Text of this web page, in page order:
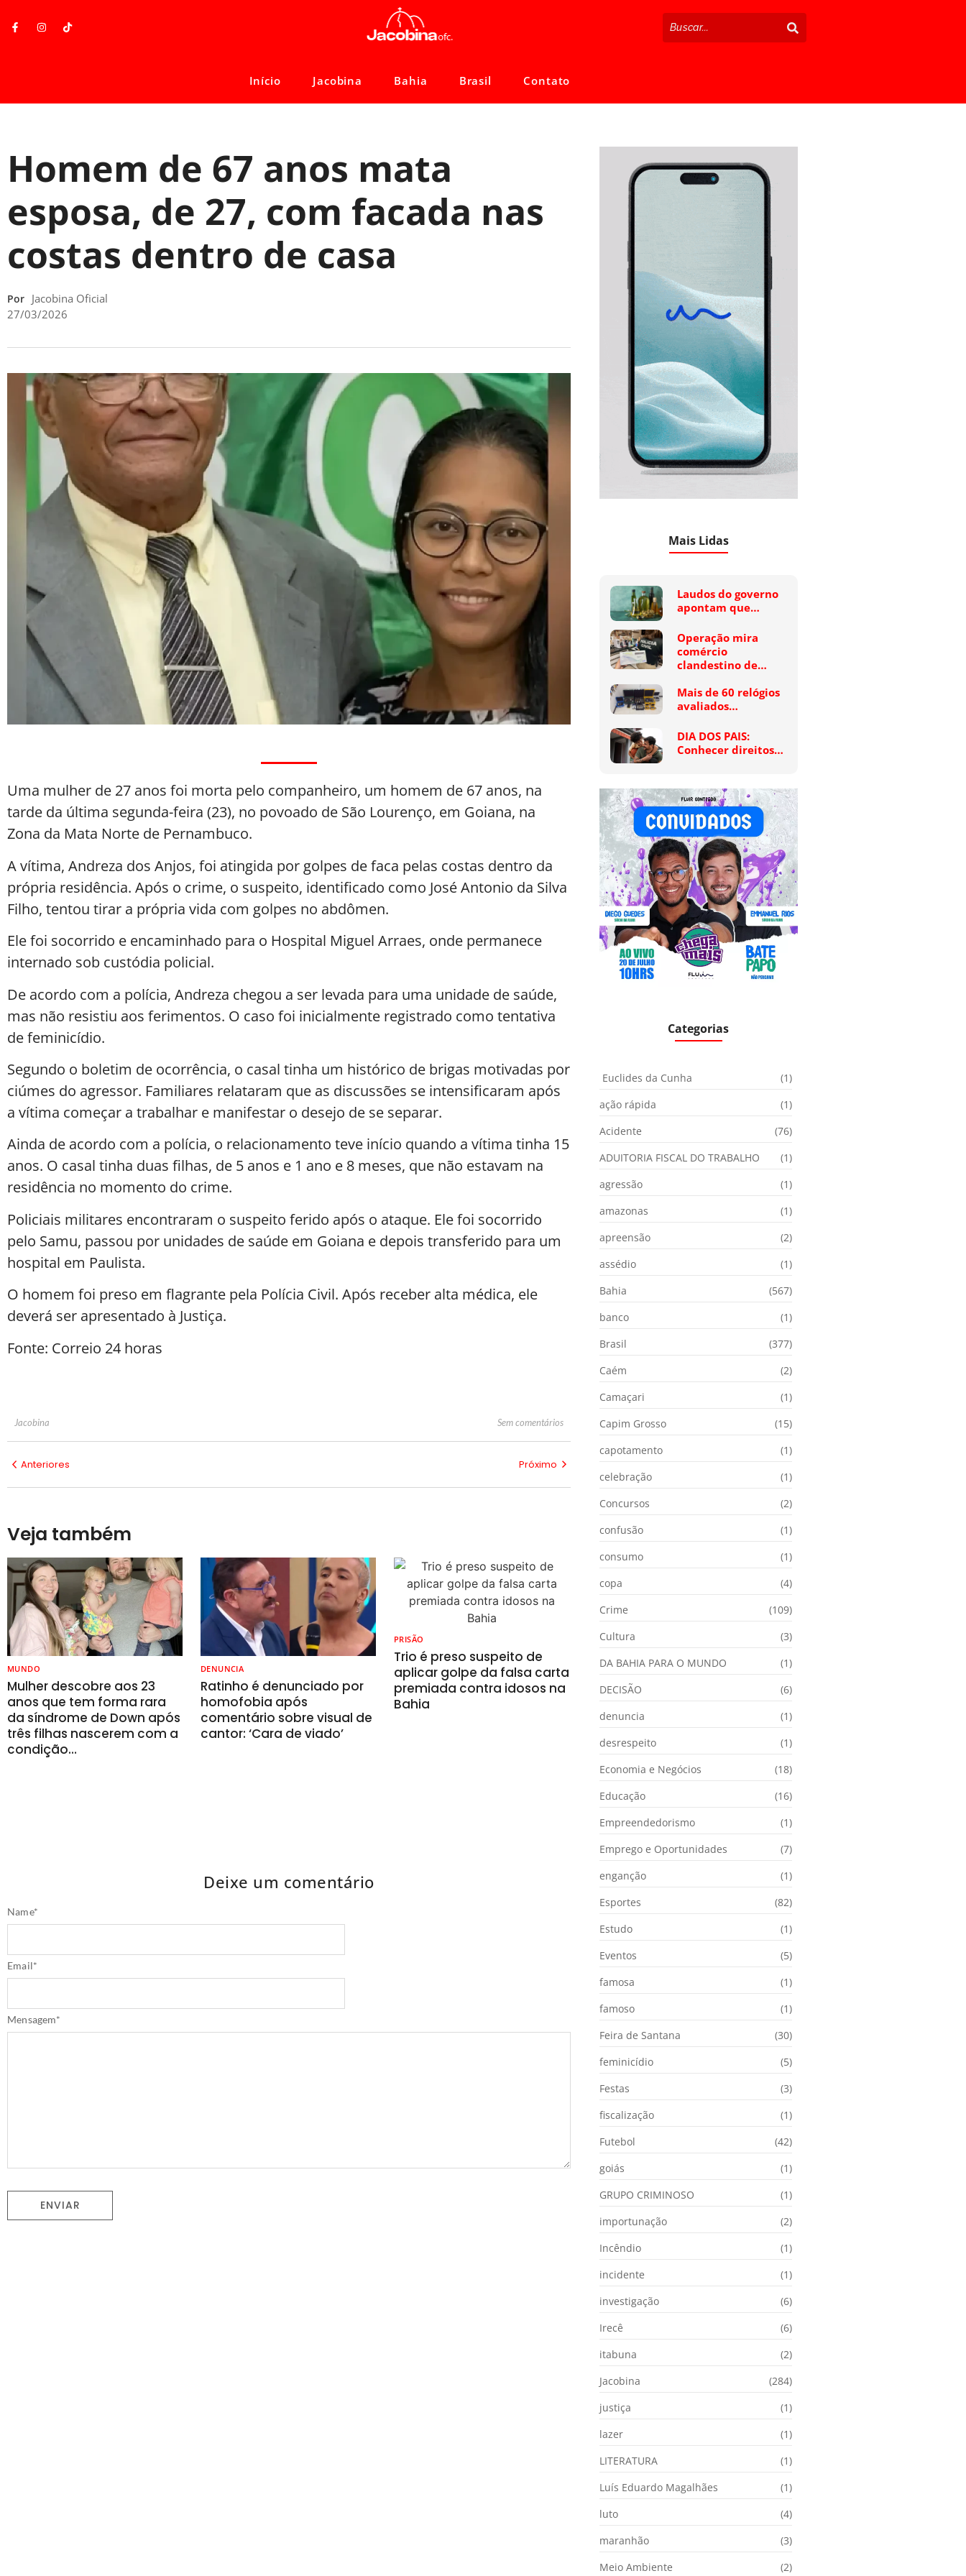
Início Jacobina Bahia Brasil Contato
Homem de 67 anos mata
esposa, de 27, com facada nas
costas dentro de casa
Por Jacobina Oficial
27/03/2026
Uma mulher de 27 anos foi morta pelo companheiro, um homem de 67 anos, na
tarde da última segunda-feira (23), no povoado de São Lourenço, em Goiana, na
Zona da Mata Norte de Pernambuco.
A vítima, Andreza dos Anjos, foi atingida por golpes de faca pelas costas dentro da
própria residência. Após o crime, o suspeito, identificado como José Antonio da Silva
Filho, tentou tirar a própria vida com golpes no abdômen.
Ele foi socorrido e encaminhado para o Hospital Miguel Arraes, onde permanece
internado sob custódia policial.
De acordo com a polícia, Andreza chegou a ser levada para uma unidade de saúde,
mas não resistiu aos ferimentos. O caso foi inicialmente registrado como tentativa
de feminicídio.
Segundo o boletim de ocorrência, o casal tinha um histórico de brigas motivadas por
ciúmes do agressor. Familiares relataram que as discussões se intensificaram após
a vítima começar a trabalhar e manifestar o desejo de se separar.
Ainda de acordo com a polícia, o relacionamento teve início quando a vítima tinha 15
anos. O casal tinha duas filhas, de 5 anos e 1 ano e 8 meses, que não estavam na
residência no momento do crime.
Policiais militares encontraram o suspeito ferido após o ataque. Ele foi socorrido
pelo Samu, passou por unidades de saúde em Goiana e depois transferido para um
hospital em Paulista.
O homem foi preso em flagrante pela Polícia Civil. Após receber alta médica, ele
deverá ser apresentado à Justiça.
Fonte: Correio 24 horas
Jacobina Sem comentários
Anteriores Próximo
Veja também
MUNDO
Mulher descobre aos 23
anos que tem forma rara
da síndrome de Down após
três filhas nascerem com a
condição…
DENUNCIA
Ratinho é denunciado por
homofobia após
comentário sobre visual de
cantor: ‘Cara de viado’
PRISÃO
Trio é preso suspeito de
aplicar golpe da falsa carta
premiada contra idosos na
Bahia
Deixe um comentário
Name*
Email*
Mais Lidas
Laudos do governo
apontam que…
Operação mira
comércio
clandestino de…
Mais de 60 relógios
avaliados…
DIA DOS PAIS:
Conhecer direitos…
Categorias
Euclides da Cunha
(1)
ação rápida
(1)
Acidente
(76)
ADUITORIA FISCAL DO TRABALHO
(1)
agressão
(1)
amazonas
(1)
apreensão
(2)
assédio
(1)
Bahia
(567)
banco
(1)
Brasil
(377)
Caém
(2)
Camaçari
(1)
Capim Grosso
(15)
capotamento
(1)
celebração
(1)
Concursos
(2)
confusão
(1)
consumo
(1)
copa
(4)
Crime
(109)
Cultura
(3)
DA BAHIA PARA O MUNDO
(1)
DECISÃO
(6)
denuncia
(1)
desrespeito
(1)
Economia e Negócios
(18)
Educação
(16)
Empreendedorismo
(1)
Emprego e Oportunidades
(7)
enganção
(1)
Esportes
(82)
Estudo
(1)
Eventos
(5)
famosa
(1)
famoso
(1)
Feira de Santana
(30)
feminicídio
(5)
Festas
(3)
fiscalização
(1)
Futebol
(42)
goiás
(1)
GRUPO CRIMINOSO
(1)
importunação
(2)
Incêndio
(1)
incidente
(1)
investigação
(6)
Irecê
(6)
itabuna
(2)
Jacobina
(284)
justiça
(1)
lazer
(1)
LITERATURA
(1)
Luís Eduardo Magalhães
(1)
luto
(4)
maranhão
(3)
Meio Ambiente
(2)